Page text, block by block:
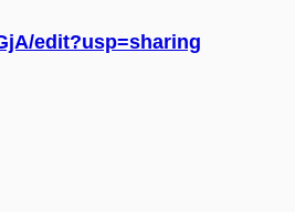
edit?usp=sharing